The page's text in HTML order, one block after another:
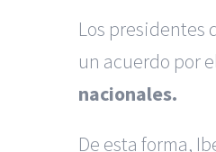
Los presidentes
un acuerdo por
nacionales.
De esta forma,